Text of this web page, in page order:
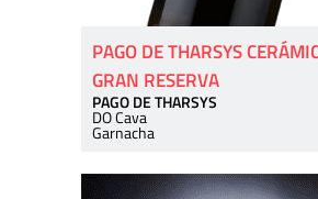
PAGO DE THARSYS
GRAN RESERVA
PAGO DE THARSYS
DO Cava
Garnacha